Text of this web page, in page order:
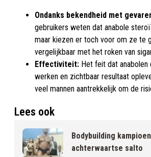
Ondanks bekendheid met
gebruikers weten dat anabole
maar kiezen er toch voor om ze te
vergelijkbaar met het roken van
Effectiviteit: Het feit dat anabolen
werken en zichtbaar resultaat
veel mannen aantrekkelijk om de
Lees ook
Bodybuilding
achterwaartse salto